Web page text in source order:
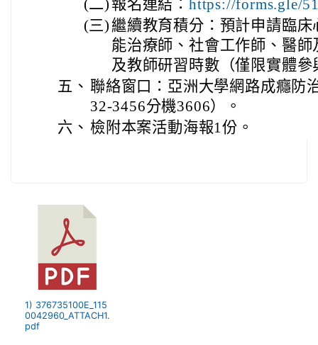
(二) 報名連結： https://forms.gle/
(三) 繼續教育積分：預計申請臨
能治療師、社會工作師、醫
及教師研習時數（僅限實體參
五、 聯絡窗口：亞洲大學網路成癮防
32-3456分機3606）。
六、 檢附本案活動海報1份。
1) 376735100E_115
0042960_ATTACH1.
pdf